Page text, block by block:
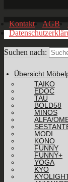
Kontakt AGB
Suchen nach:
Übersicht
TAIKO
EDOC
TAU
BOLD58
MINOS
ALFA/
MODI
KONO
FUNNY
FUNNY+
YOGA
KYO